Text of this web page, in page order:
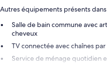
Autres équipements présents
Salle de bain commune avec
cheveux
TV connectée avec chaînes
Service de ménage quotidien